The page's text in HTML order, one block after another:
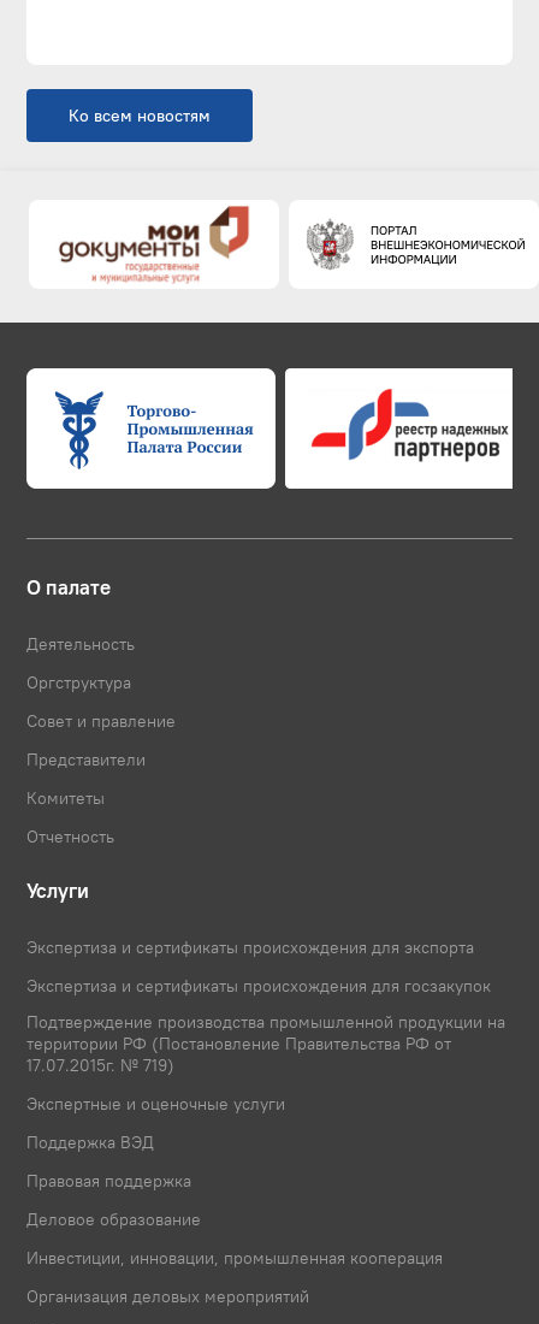
Ко всем новостям
О палате
Деятельность
Оргструктура
Совет и правление
Представители
Комитеты
Отчетность
Услуги
Экспертиза и сертификаты происхождения для экспорта
Экспертиза и сертификаты происхождения для госзакупок
Подтверждение производства промышленной продукции на
территории РФ (Постановление Правительства РФ от
17.07.2015г. № 719)
Экспертные и оценочные услуги
Поддержка ВЭД
Правовая поддержка
Деловое образование
Инвестиции, инновации, промышленная кооперация
Организация деловых мероприятий